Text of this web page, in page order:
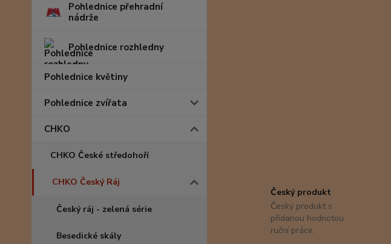
Pohlednice přehradní
nádrže
Pohlednice rozhledny
Pohlednice květiny
Pohlednice zvířata
CHKO
CHKO České středohoří
CHKO Český Ráj
Český ráj - zelená série
Besedické skály
Český produkt
Český produkt s
přidanou hodnotou
ruční práce.